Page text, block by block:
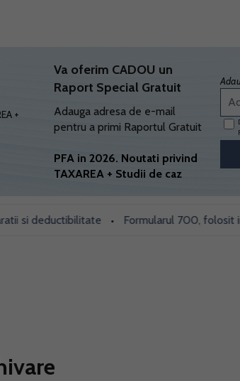
Va oferim CADOU un
Raport Special Gratuit
Adauga adresa de e-mail
pentru a primi Raportul Gratuit
PFA in 2026. Noutati privind
TAXAREA + Studii de caz
• Formularul 700, folosit inclusiv